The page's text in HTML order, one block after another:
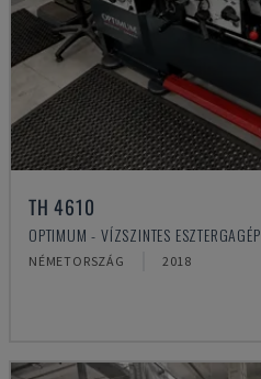
TH 4610
OPTIMUM - VÍZSZINTES ESZTERGAGÉP
NÉMETORSZÁG 2018